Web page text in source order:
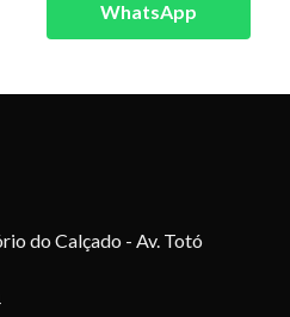
WhatsApp
do Calçado - Av. Totó